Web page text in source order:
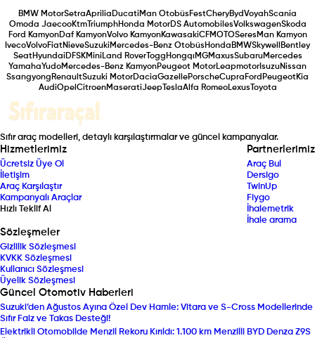
BMW MotorSetraAprilia Ducati Man Otobüs FestCheryBydVoyahScania
Omoda JaecooKtmTriumphHonda MotorDS AutomobilesVolkswagenSkoda
Ford KamyonDaf KamyonVolvo KamyonKawasakiCFMOTOSeres Man Kamyon
IvecoVolvoFiatNieveSuzuki Mercedes-Benz Otobüs Honda BMWSkywell
Bentley
SeatHyundai DFSKMini Land RoverTogg Hongqı MGMaxusSubaruMercedes
YamahaYudoMercedes-Benz KamyonPeugeot MotorLeapmotor IsuzuNissan
Ssangyong RenaultSuzuki MotorDaciaGazellePorscheCupra Ford PeugeotKia
AudiOpel CitroenMaseratiJeep TeslaAlfa RomeoLexus Toyota
Sıfır araç modelleri, detaylı karşılaştırmalar ve güncel kampanyalar.
Hizmetlerimiz
Ücretsiz Üye Ol
İletişim
Araç Karşılaştır
Kampanyalı Araçlar
Hızlı Teklif Al
Partnerlerimiz
Araç Bul
Dersigo
TwinUp
Fiygo
İhalemetrik
İhale arama
Sözleşmeler
Gizlilik Sözleşmesi
KVKK Sözleşmesi
Kullanıcı Sözleşmesi
Üyelik Sözleşmesi
Güncel Otomotiv Haberleri
Suzuki’den Ağustos Ayına Özel Dev Hamle: Vitara ve S-Cross Modellerinde
Sıfır Faiz ve Takas Desteği!
Elektrikli Otomobilde Menzil Rekoru Kırıldı: 1.100 km Menzilli BYD Denza Z9S